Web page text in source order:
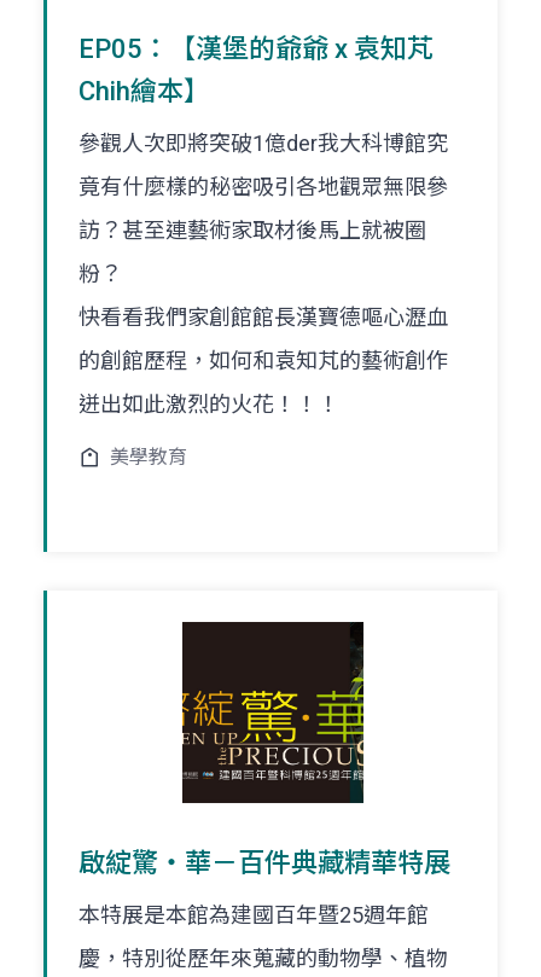
EP05：【漢堡的爺爺 x 袁知芃
Chih繪本】
參觀人次即將突破1億der我大科博館究
竟有什麼樣的秘密吸引各地觀眾無限參
訪？甚至連藝術家取材後馬上就被圈
粉？
快看看我們家創館館長漢寶德嘔心瀝血
的創館歷程，如何和袁知芃的藝術創作
迸出如此激烈的火花！！！
美學教育
啟綻驚‧華－百件典藏精華特展
本特展是本館為建國百年暨25週年館
慶，特別從歷年來蒐藏的動物學、植物